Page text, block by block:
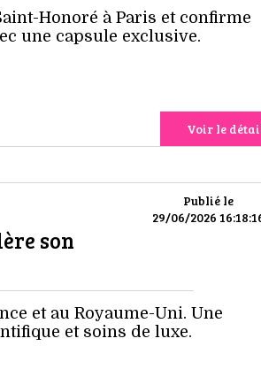
Honoré à Paris et confirme
une capsule exclusive.
Voir le
Publié le
29/06/2026
son
et au Royaume-Uni. Une
et soins de luxe.